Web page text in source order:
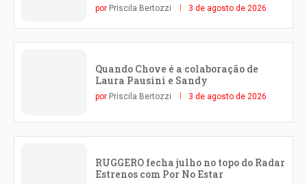
por Priscila Bertozzi 3 de agosto de 2026
Quando Chove é a colaboração de
Laura Pausini e Sandy
por Priscila Bertozzi 3 de agosto de 2026
RUGGERO fecha julho no topo do Radar
Estrenos com Por No Estar